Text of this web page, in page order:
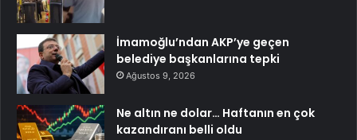
İmamoğlu’ndan AKP’ye geçen
belediye başkanlarına tepki
Ağustos 9, 2026
Ne altın ne dolar… Haftanın en çok
kazandıranı belli oldu